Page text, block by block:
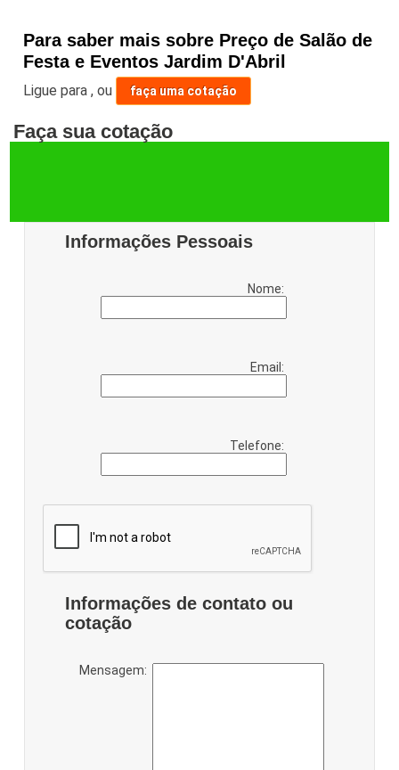
Para saber mais sobre Preço de Salão de
Festa e Eventos Jardim D'Abril
Ligue para,ou faça uma cotação
Faça sua cotação
Informações Pessoais
Nome:
Email:
Telefone:
Informações de contato ou
cotação
Mensagem: